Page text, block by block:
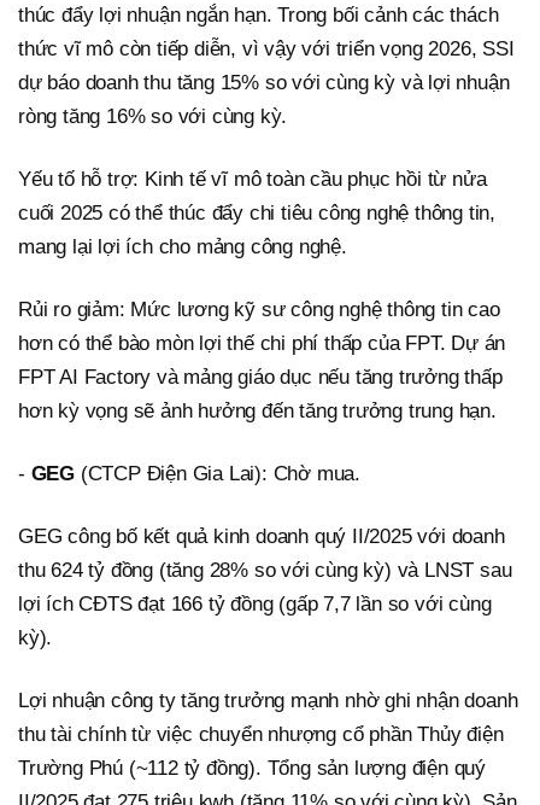
thúc đẩy lợi nhuận ngắn hạn. Trong bối cảnh các thách
thức vĩ mô còn tiếp diễn, vì vậy với triển vọng 2026, SSI
dự báo doanh thu tăng 15% so với cùng kỳ và lợi nhuận
ròng tăng 16% so với cùng kỳ.
Yếu tố hỗ trợ: Kinh tế vĩ mô toàn cầu phục hồi từ nửa
cuối 2025 có thể thúc đẩy chi tiêu công nghệ thông tin,
mang lại lợi ích cho mảng công nghệ.
Rủi ro giảm: Mức lương kỹ sư công nghệ thông tin cao
hơn có thể bào mòn lợi thế chi phí thấp của FPT. Dự án
FPT AI Factory và mảng giáo dục nếu tăng trưởng thấp
hơn kỳ vọng sẽ ảnh hưởng đến tăng trưởng trung hạn.
- GEG (CTCP Điện Gia Lai): Chờ mua.
GEG công bố kết quả kinh doanh quý II/2025 với doanh
thu 624 tỷ đồng (tăng 28% so với cùng kỳ) và LNST sau
lợi ích CĐTS đạt 166 tỷ đồng (gấp 7,7 lần so với cùng
kỳ).
Lợi nhuận công ty tăng trưởng mạnh nhờ ghi nhận doanh
thu tài chính từ việc chuyển nhượng cổ phần Thủy điện
Trường Phú (~112 tỷ đồng). Tổng sản lượng điện quý